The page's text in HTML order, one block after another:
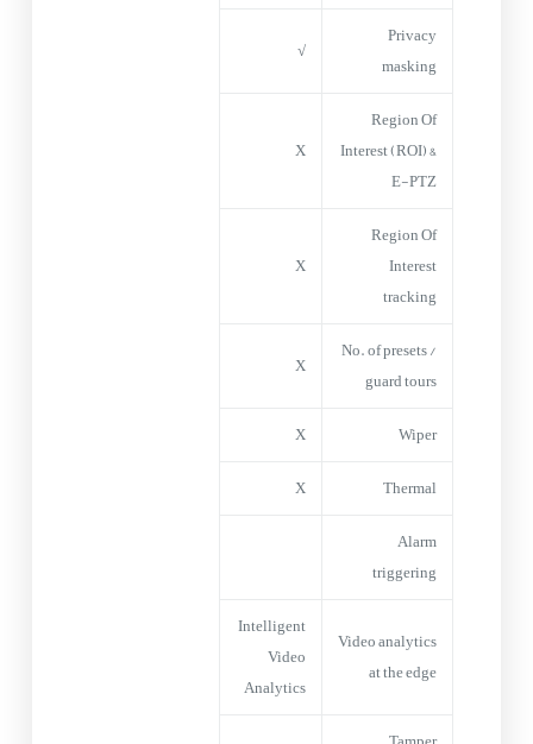
Privacy
masking
√
Region Of
Interest (ROI) &
E-PTZ
X
Region Of
Interest
tracking
X
No. of presets /
guard tours
X
Wiper
X
Thermal
X
Alarm
triggering
Video analytics
at the edge
Intelligent
Video
Analytics